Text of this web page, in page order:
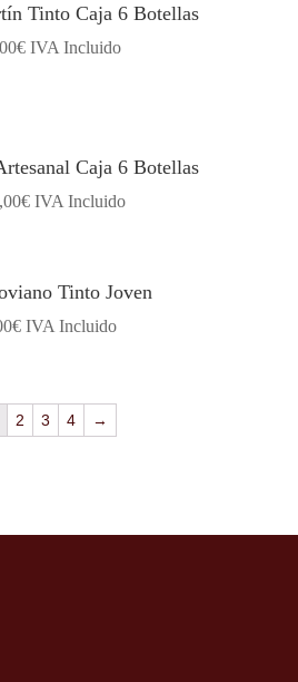
Tinto Caja 6 Botellas
€ IVA Incluido
Caja 6 Botellas
€ IVA Incluido
Tinto Joven
€ IVA Incluido
2 3 4 →